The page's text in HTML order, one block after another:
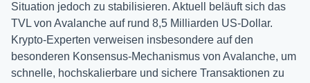
Situation jedoch zu stabilisieren. Aktuell beläuft sich das
TVL von Avalanche auf rund 8,5 Milliarden US-Dollar.
Krypto-Experten verweisen insbesondere auf den
besonderen Konsensus-Mechanismus von Avalanche, um
schnelle, hochskalierbare und sichere Transaktionen zu